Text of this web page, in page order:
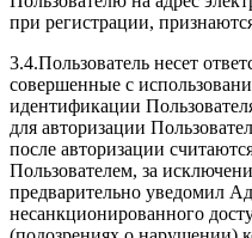
при регистрации,
3.4.Пользователь несет
совершенные с
идентификации
для авторизации
после авторизации
Пользователем, за
предварительно уведомил
несанкционированного